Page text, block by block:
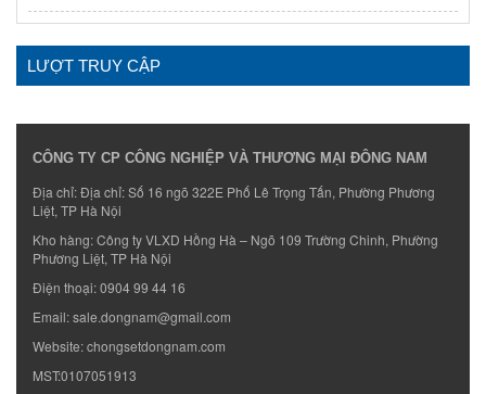
LƯỢT TRUY CẬP
CÔNG TY CP CÔNG NGHIỆP VÀ THƯƠNG MẠI ĐÔNG NAM
Địa chỉ: Địa chỉ: Số 16 ngõ 322E Phố Lê Trọng Tấn, Phường Phương
Liệt, TP Hà Nội
Kho hàng: Công ty VLXD Hồng Hà – Ngõ 109 Trường Chinh, Phường
Phương Liệt, TP Hà Nội
Điện thoại:0904 99 44 16
Email:sale.dongnam@gmail.com
Website:chongsetdongnam.com
MST:0107051913